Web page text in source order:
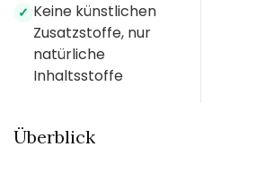
✓ Keine künstlichen
Zusatzstoffe, nur
natürliche
Inhaltsstoffe
Überblick